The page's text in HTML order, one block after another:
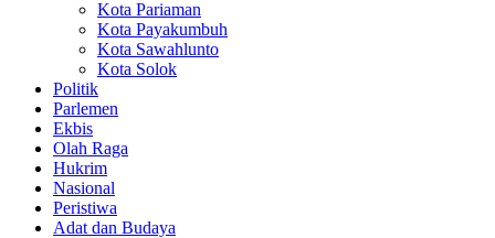
Kota Pariaman
Kota Payakumbuh
Kota Sawahlunto
Kota Solok
Politik
Parlemen
Ekbis
Olah Raga
Hukrim
Nasional
Peristiwa
Adat dan Budaya